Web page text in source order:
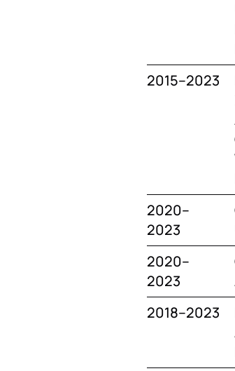
2015–2023
2020–
2023
2020–
2023
2018–2023